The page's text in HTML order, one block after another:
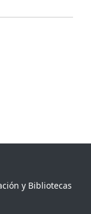
y Bibliotecas